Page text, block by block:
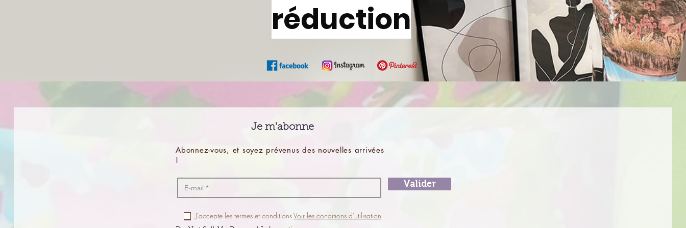
réduction
Je m'abonne
Abonnez-vous, et soyez prévenus des nouvelles arrivées
!
Valider
J’accepte les termes et conditionsVoir les conditions d'utilisation